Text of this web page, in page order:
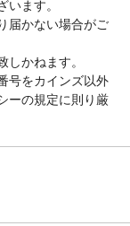
ます。
届かない場合がご
かねます。
号をカインズ以外
ーの規定に則り厳